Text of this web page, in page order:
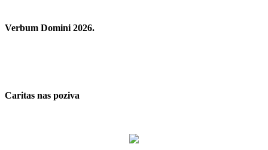
Verbum Domini 2026.
Caritas nas poziva